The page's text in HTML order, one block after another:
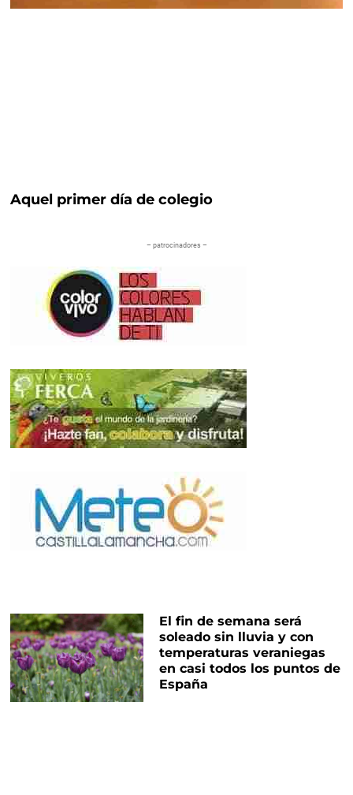
Aquel primer día de colegio
– patrocinadores –
El fin de semana será
soleado sin lluvia y con
temperaturas veraniegas
en casi todos los puntos de
España